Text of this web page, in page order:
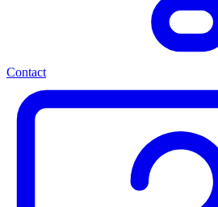
Contact